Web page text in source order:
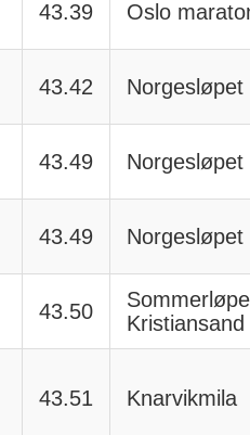
43.39 Oslo
43.42 Norgesløpet
43.49 Norgesløpet
43.49 Norgesløpet
43.50
Kristiansand
43.51 Knarvikmila